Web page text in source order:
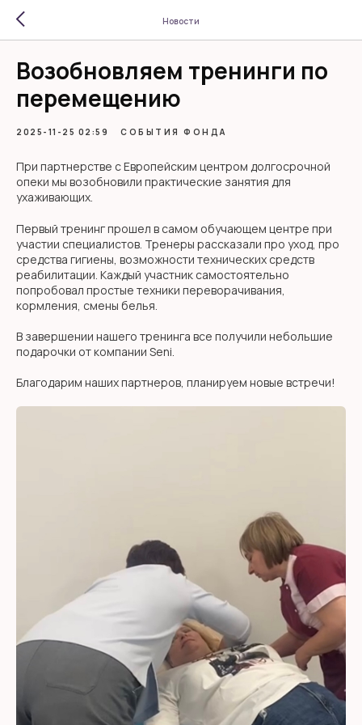
Новости
Возобновляем тренинги по
перемещению
2025-11-25 02:59 СОБЫТИЯ ФОНДА
При партнерстве с Европейским центром долгосрочной
опеки мы возобновили практические занятия для
ухаживающих.
Первый тренинг прошел в самом обучающем центре при
участии специалистов. Тренеры рассказали про уход, про
средства гигиены, возможности технических средств
реабилитации. Каждый участник самостоятельно
попробовал простые техники переворачивания,
кормления, смены белья.
В завершении нашего тренинга все получили небольшие
подарочки от компании Seni.
Благодарим наших партнеров, планируем новые встречи!